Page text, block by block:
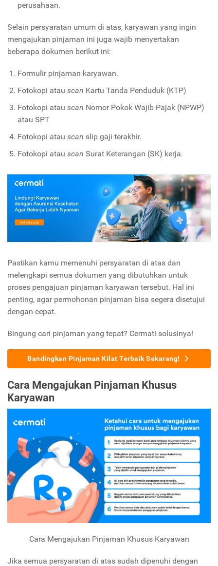
perusahaan.
Selain persyaratan umum di atas, karyawan yang ingin
mengajukan pinjaman ini juga wajib menyertakan
beberapa dokumen berikut ini:
Formulir pinjaman karyawan.
Fotokopi atau scan Kartu Tanda Penduduk (KTP)
Fotokopi atau scan Nomor Pokok Wajib Pajak (NPWP)
atau SPT
Fotokopi atau scan slip gaji terakhir.
Fotokopi atau scan Surat Keterangan (SK) kerja.
Pastikan kamu memenuhi persyaratan di atas dan
melengkapi semua dokumen yang dibutuhkan untuk
proses pengajuan pinjaman karyawan tersebut. Hal ini
penting, agar permohonan pinjaman bisa segera disetujui
dengan cepat.
Bingung cari pinjaman yang tepat? Cermati solusinya!
Bandingkan Pinjaman Kilat Terbaik Sekarang!
Cara Mengajukan Pinjaman Khusus
Karyawan
Cara Mengajukan Pinjaman Khusus Karyawan
Jika semua persyaratan di atas sudah dipenuhi dengan